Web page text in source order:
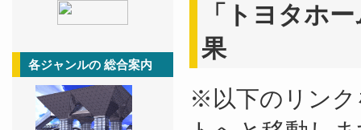
「トヨタホ
果
※以下のリンク
各ジャンルの 総合案内